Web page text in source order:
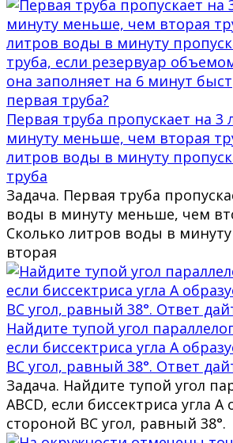
Первая труба пропускает на 3
минуту меньше, чем вторая
литров воды в минуту
труба
Задача. Первая труба
воды в минуту меньше, чем
Сколько литров воды в
вторая
Найдите тупой угол
если биссектриса угла A
BC угол, равный 38°. Ответ
Задача. Найдите тупой угол
ABCD, если биссектриса угла A
стороной BC угол, равный 38°.